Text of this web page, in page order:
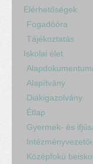
Elérhetőségek
Fogadóóra
Tájékoztatás
Iskolai élet
Alapítvány
Diákigazolvány
Étlap
Gyermek- és
Középfokú